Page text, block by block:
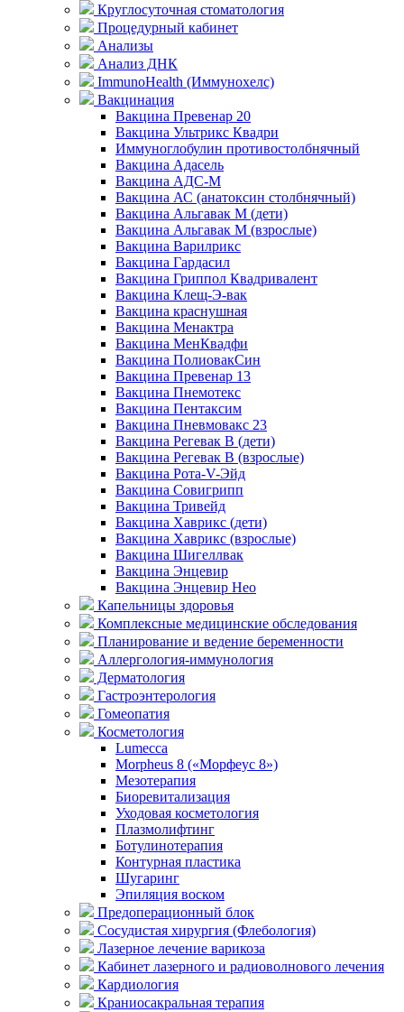
Круглосуточная стоматология
Процедурный кабинет
Анализы
Анализ ДНК
ImmunoHealth (Иммунохелс)
Вакцинация
Вакцина Превенар 20
Вакцина Ультрикс Квадри
Иммуноглобулин противостолбнячный
Вакцина Адасель
Вакцина АДС-М
Вакцина АС (анатоксин столбнячный)
Вакцина Альгавак М (дети)
Вакцина Альгавак М (взрослые)
Вакцина Варилрикс
Вакцина Гардасил
Вакцина Гриппол Квадривалент
Вакцина Клещ-Э-вак
Вакцина краснушная
Вакцина Менактра
Вакцина МенКвадфи
Вакцина ПолиовакСин
Вакцина Превенар 13
Вакцина Пнемотекс
Вакцина Пентаксим
Вакцина Пневмовакс 23
Вакцина Регевак В (дети)
Вакцина Регевак В (взрослые)
Вакцина Рота-V-Эйд
Вакцина Совигрипп
Вакцина Тривейд
Вакцина Хаврикс (дети)
Вакцина Хаврикс (взрослые)
Вакцина Шигеллвак
Вакцина Энцевир
Вакцина Энцевир Нео
Капельницы здоровья
Комплексные медицинские обследования
Планирование и ведение беременности
Аллергология-иммунология
Дерматология
Гастроэнтерология
Гомеопатия
Косметология
Lumecca
Morpheus 8 («Морфеус 8»)
Мезотерапия
Биоревитализация
Уходовая косметология
Плазмолифтинг
Ботулинотерапия
Контурная пластика
Шугаринг
Эпиляция воском
Предоперационный блок
Сосудистая хирургия (Флебология)
Лазерное лечение варикоза
Кабинет лазерного и радиоволнового лечения
Кардиология
Краниосакральная терапия